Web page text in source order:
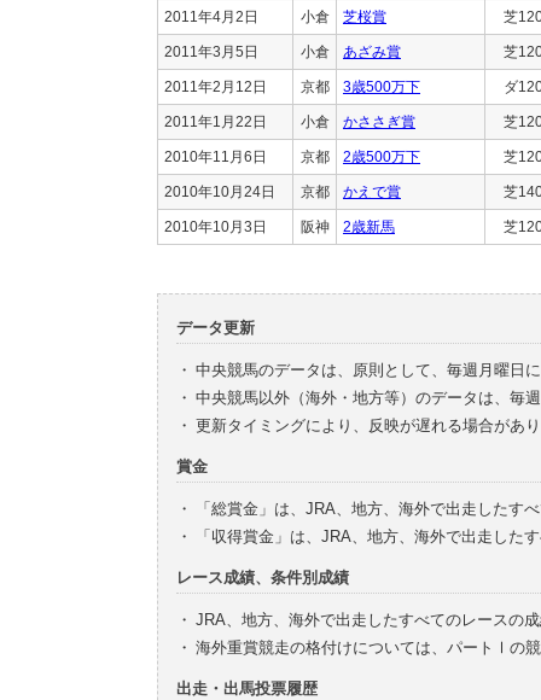
2011年4月2日 小倉 芝桜賞 芝
2011年3月5日 小倉 あざみ賞 芝
2011年2月12日 京都 3歳500万下 ダ
2011年1月22日 小倉 かささぎ賞 芝
2010年11月6日 京都 2歳500万下 芝
2010年10月24日 京都 かえで賞 芝
2010年10月3日 阪神 2歳新馬 芝
データ更新
・ 中央競馬のデータは、原則として、毎週月曜日
・ 中央競馬以外（海外・地方等）のデータは、毎
・ 更新タイミングにより、反映が遅れる場合があ
賞金
・
「総賞金」は、JRA、地方、海外で出走したす
・
「収得賞金」は、JRA、地方、海外で出走した
レース成績、条件別成績
・ JRA、地方、海外で出走したすべてのレースの
・ 海外重賞競走の格付けについては、パートⅠの
出走・出馬投票履歴